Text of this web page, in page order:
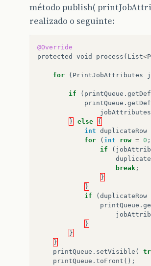
método publish(
realizado o seguinte:
@Override
protected
void process ( List<
for ( PrintJobAttributes
if ( printQueue .
printQueue .
jobAttributes
}
else
{
int duplicateRow
for
( int row = 0 ;
if
(
break ;
}
}
if
( duplicateRow
printQueue .
}
}
}
printQueue . setVisible (
printQueue . toFront ();